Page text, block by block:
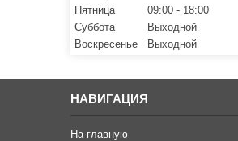
Пятница
09:00
18:00
Суббота
Выходной
Воскресенье
Выходной
НАВИГАЦИЯ
На главную